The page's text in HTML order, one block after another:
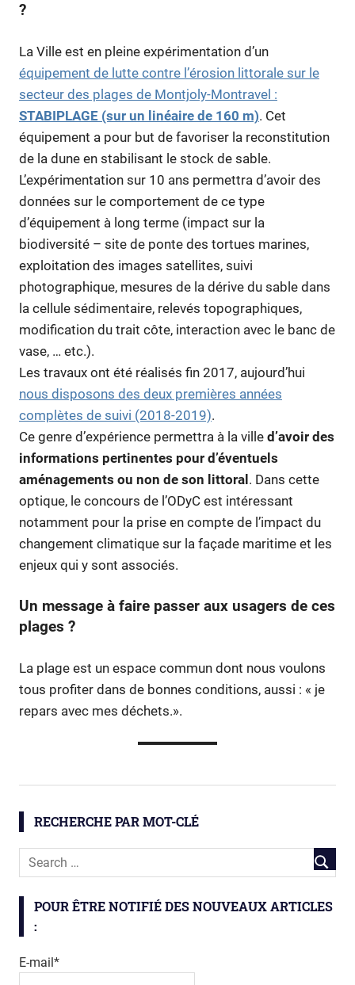
?
La Ville est en pleine expérimentation d’un
équipement de lutte contre l’érosion littorale sur le
secteur des plages de Montjoly-Montravel :
STABIPLAGE (sur un linéaire de 160 m). Cet
équipement a pour but de favoriser la reconstitution
de la dune en stabilisant le stock de sable.
L’expérimentation sur 10 ans permettra d’avoir des
données sur le comportement de ce type
d’équipement à long terme (impact sur la
biodiversité – site de ponte des tortues marines,
exploitation des images satellites, suivi
photographique, mesures de la dérive du sable dans
la cellule sédimentaire, relevés topographiques,
modification du trait côte, interaction avec le banc de
vase, … etc.).
Les travaux ont été réalisés fin 2017, aujourd’hui
nous disposons des deux premières années
complètes de suivi (2018-2019).
Ce genre d’expérience permettra à la ville d’avoir des
informations pertinentes pour d’éventuels
aménagements ou non de son littoral. Dans cette
optique, le concours de l’ODyC est intéressant
notamment pour la prise en compte de l’impact du
changement climatique sur la façade maritime et les
enjeux qui y sont associés.
Un message à faire passer aux usagers de ces
plages ?
La plage est un espace commun dont nous voulons
tous profiter dans de bonnes conditions, aussi : « je
repars avec mes déchets.».
sable
vase
RECHERCHE PAR MOT-CLÉ
POUR ÊTRE NOTIFIÉ DES NOUVEAUX ARTICLES
:
E-mail*